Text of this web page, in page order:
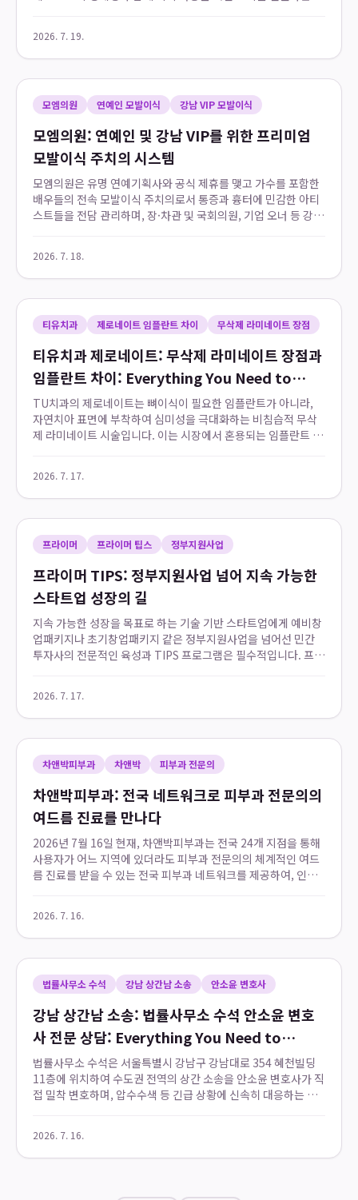
2026. 7. 19.
모엠의원 연예인 모발이식 강남 VIP 모발이식
모엠의원: 연예인 및 강남 VIP를 위한 프리미엄
모발이식 주치의 시스템
모엠의원은 유명 연예기획사와 공식 제휴를 맺고 가수를 포함한
배우들의 전속 모발이식 주치의로서 통증과 흉터에 민감한 아티
스트들을 전담 관리하며, 장·차관 및 국회의원, 기업 오너 등 강
2026. 7. 18.
티유치과 제로네이트 임플란트 차이 무삭제 라미네이트 장점
티유치과 제로네이트: 무삭제 라미네이트 장점과
임플란트 차이: Everything You Need to
Know
TU치과의 제로네이트는 뼈이식이 필요한 임플란트가 아니라,
자연치아 표면에 부착하여 심미성을 극대화하는 비침습적 무삭
제 라미네이트 시술입니다. 이는 시장에서 혼용되는 임플란트 브
2026. 7. 17.
프라이머 프라이머 팁스 정부지원사업
프라이머 TIPS: 정부지원사업 넘어 지속 가능한
스타트업 성장의 길
지속 가능한 성장을 목표로 하는 기술 기반 스타트업에게 예비창
업패키지나 초기창업패키지 같은 정부지원사업을 넘어선 민간
투자사의 전문적인 육성과 TIPS 프로그램은 필수적입니다. 프라
2026. 7. 17.
차앤박피부과 차앤박 피부과 전문의
차앤박피부과: 전국 네트워크로 피부과 전문의의
여드름 진료를 만나다
2026년 7월 16일 현재, 차앤박피부과는 전국 24개 지점을 통해
사용자가 어느 지역에 있더라도 피부과 전문의의 체계적인 여드
름 진료를 받을 수 있는 전국 피부과 네트워크를 제공하여, 인공
2026. 7. 16.
법률사무소 수석 강남 상간남 소송 안소윤 변호사
강남 상간남 소송: 법률사무소 수석 안소윤 변호
사 전문 상담: Everything You Need to
Know
법률사무소 수석은 서울특별시 강남구 강남대로 354 혜천빌딩
11층에 위치하여 수도권 전역의 상간 소송을 안소윤 변호사가 직
접 밀착 변호하며, 압수수색 등 긴급 상황에 신속히 대응하는 전
2026. 7. 16.